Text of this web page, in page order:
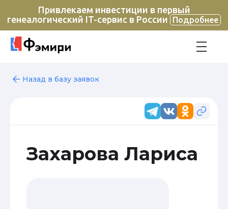
Привлекаем инвестиции в первый
генеалогический IT-сервис в России
Подробнее
Назад в базу заявок
Захарова Лариса